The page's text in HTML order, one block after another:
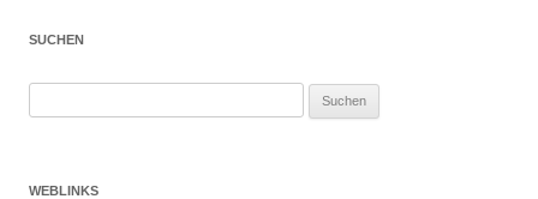
SUCHEN
WEBLINKS